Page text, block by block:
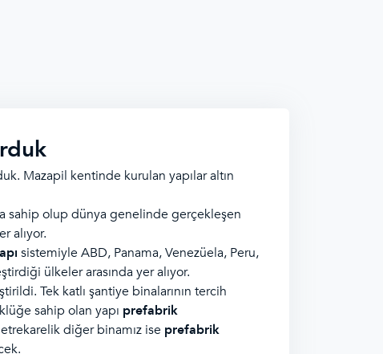
Mazapil kentinde kurulan yapılar altın
sahip olup dünya genelinde gerçekleşen
alıyor.
sistemiyle ABD, Panama, Venezüela, Peru,
ülkeler arasında yer alıyor.
Tek katlı şantiye binalarının tercih
sahip olan yapı prefabrik
diğer binamız ise prefabrik